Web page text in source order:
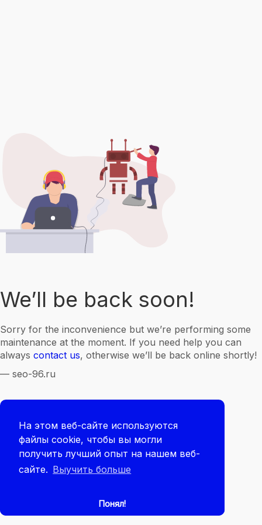
На этом веб-сайте используются
файлы cookie, чтобы вы могли
получить лучший опыт на нашем веб-
сайте. Выучить больше
Понял!
We’ll be back soon!
Sorry for the inconvenience but we’re performing some
maintenance at the moment. If you need help you can
always contact us, otherwise we’ll be back online shortly!
— seo-96.ru